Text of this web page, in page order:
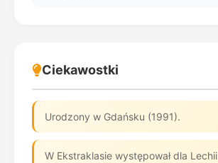
Ciekawostki
Urodzony w Gdańsku (1991).
W Ekstraklasie występował dla